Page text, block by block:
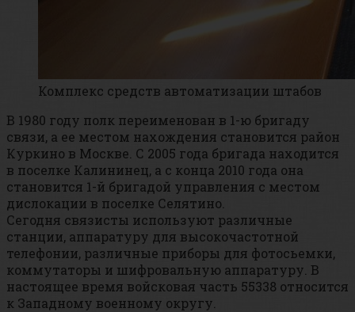
Комплекс средств автоматизации штабов
В 1980 году полк переименован в 1-ю бригаду
связи, а ее местом нахождения становится район
Куркино в Москве. С 2005 года бригада находится
в поселке Калининец, а с конца 2010 года она
становится 1-й бригадой управления с местом
дислокации в поселке Селятино.
Сегодня связисты используют различные
станции, аппаратуру для высокочастотной
телефонии, различные приборы для фотосьемки,
коммутаторы и шифровальную аппаратуру. В
настоящее время войсковая часть 55338 относится
к Западному военному округу.